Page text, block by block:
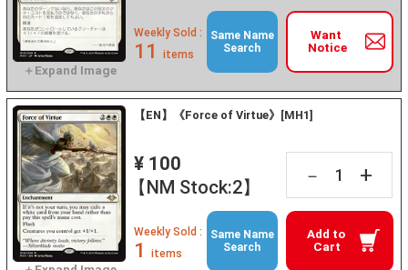
Want
Notice
Weekly Sold :
11 items
Same Name
Search
【EN】《Force of Virtue》[MH1]
¥ 100
【NM Stock:2】
－ +
Add to
Cart
Weekly Sold :
1 items
Same Name
Search